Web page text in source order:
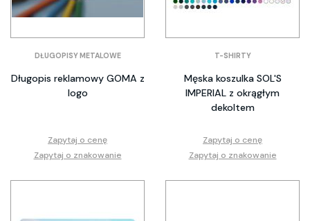
DŁUGOPISY METALOWE
Długopis reklamowy GOMA z
logo
Zapytaj o cenę
Zapytaj o znakowanie
T-SHIRTY
Męska koszulka SOL'S
IMPERIAL z okrągłym
dekoltem
Zapytaj o cenę
Zapytaj o znakowanie